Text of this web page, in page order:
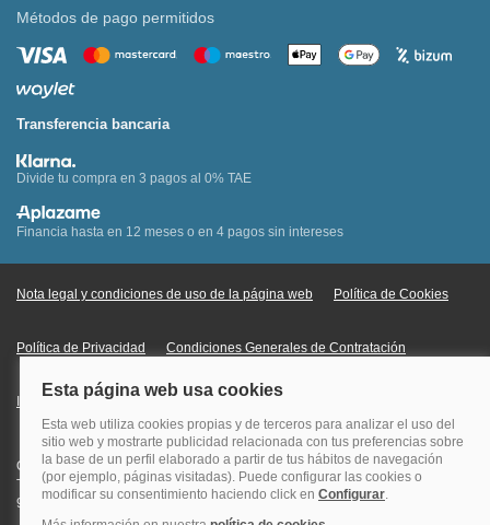
Métodos de pago permitidos
Transferencia bancaria
Divide tu compra en 3 pagos al 0% TAE
Financia hasta en 12 meses o en 4 pagos sin intereses
Nota legal y condiciones de uso de la página web Política de Cookies
Política de Privacidad Condiciones Generales de Contratación
Información Legal sobre Mercados en Línea
Quehoteles.com - Especialistas en hoteles © Copyright Veturis Travel S.A.
Todos los derechos reservados. Autorización nº I-AV0000879.4 Tel: +34
915759999